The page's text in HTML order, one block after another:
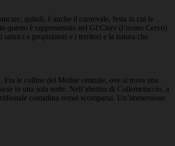
quindi, è anche il carnevale, festa in cui le
è rappresentato nel Gl’Cierv (l’uomo Cervo)
e propiziatori e i territori e la natura che
Fra le colline del Molise centrale, ove si trova una
in una sola notte. Nell’abetina di Collemeluccio, a
contadina ormai scomparsa. Un’immersione